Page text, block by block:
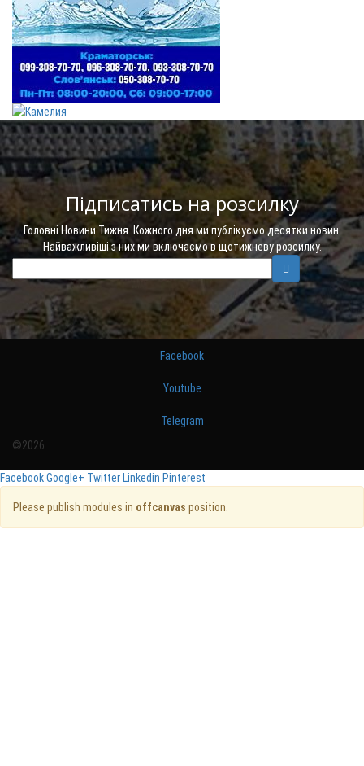
Підписатись на розсилку
Головні Новини Тижня. Кожного дня ми публікуємо десятки новин.
Найважливіші з них ми включаємо в щотижневу розсилку.
Facebook
Youtube
Telegram
©2026
FacebookGoogle+ Twitter Linkedin Pinterest
Please publish modules in offcanvas position.